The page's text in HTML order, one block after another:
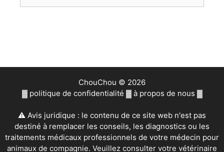
ChouChou © 2026
▓ politique de confidentialité ▓ à propos de nous ▓
⚠ Avis juridique : le contenu de ce site web n'est pas
destiné à remplacer les conseils, les diagnostics ou les
traitements médicaux professionnels de votre médecin pour
animaux de compagnie. Veuillez consulter votre vétérinaire